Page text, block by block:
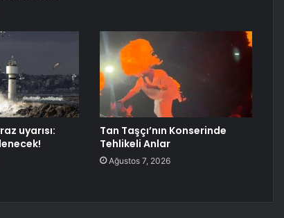
uyarısı:
Tan Taşçı’nın Konserinde
Tehlikeli Anlar
Ağustos 7, 2026